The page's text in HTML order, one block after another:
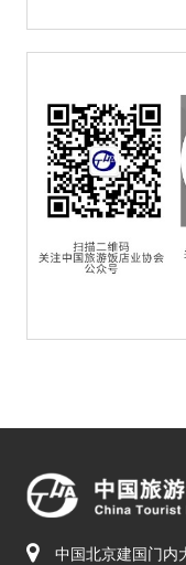
中国北京建国门内